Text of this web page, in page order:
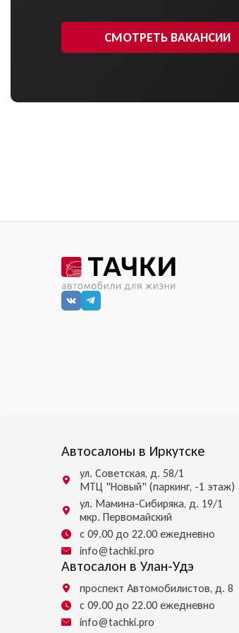
СМОТРЕТЬ ВАКАНСИИ
Автосалоны в Иркутске
ул. Советская, д. 58/1
МТЦ "Новый" (паркинг, -1 этаж)
ул. Мамина-Сибиряка, д. 19/1
мкр. Первомайский
с 09.00 до 22.00 ежедневно
info@tachki.pro
Автосалон в Улан-Удэ
проспект Автомобилистов, д. 8
с 09.00 до 22.00 ежедневно
info@tachki.pro